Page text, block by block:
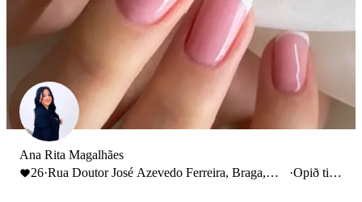
Ana Rita Magalhães
26·Rua Doutor José Azevedo Ferreira, Braga,
·Opið til